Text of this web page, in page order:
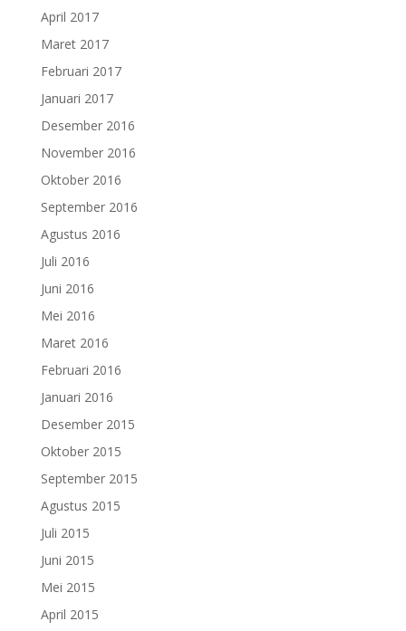
April 2017
Maret 2017
Februari 2017
Januari 2017
Desember 2016
November 2016
Oktober 2016
September 2016
Agustus 2016
Juli 2016
Juni 2016
Mei 2016
Maret 2016
Februari 2016
Januari 2016
Desember 2015
Oktober 2015
September 2015
Agustus 2015
Juli 2015
Juni 2015
Mei 2015
April 2015